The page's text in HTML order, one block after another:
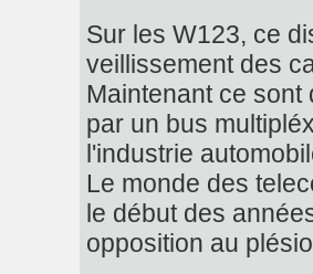
Sur les W123, ce
veillissement des
Maintenant ce
par un bus
l'industrie
Le monde des
le début des
opposition au